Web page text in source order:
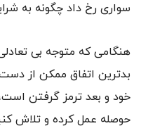
سواری رخ داد چگونه به
هنگامی که متوجه بی
بدترین اتفاق ممکن از
خود و بعد ترمز گرفتن
حوصله عمل کرده و تلاش